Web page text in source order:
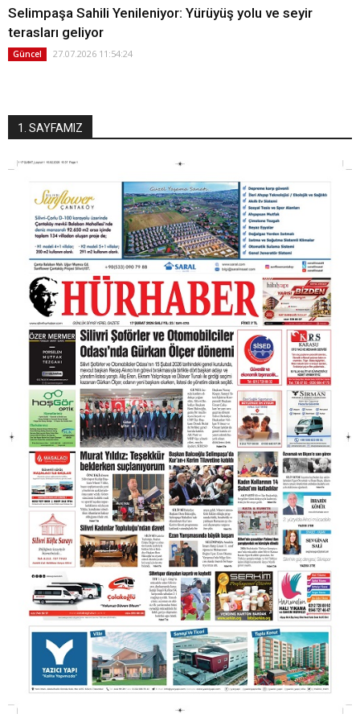
Selimpaşa Sahili Yenileniyor: Yürüyüş yolu ve seyir
terasları geliyor
Güncel 27.07.2026 11:54:24
1. SAYFAMIZ